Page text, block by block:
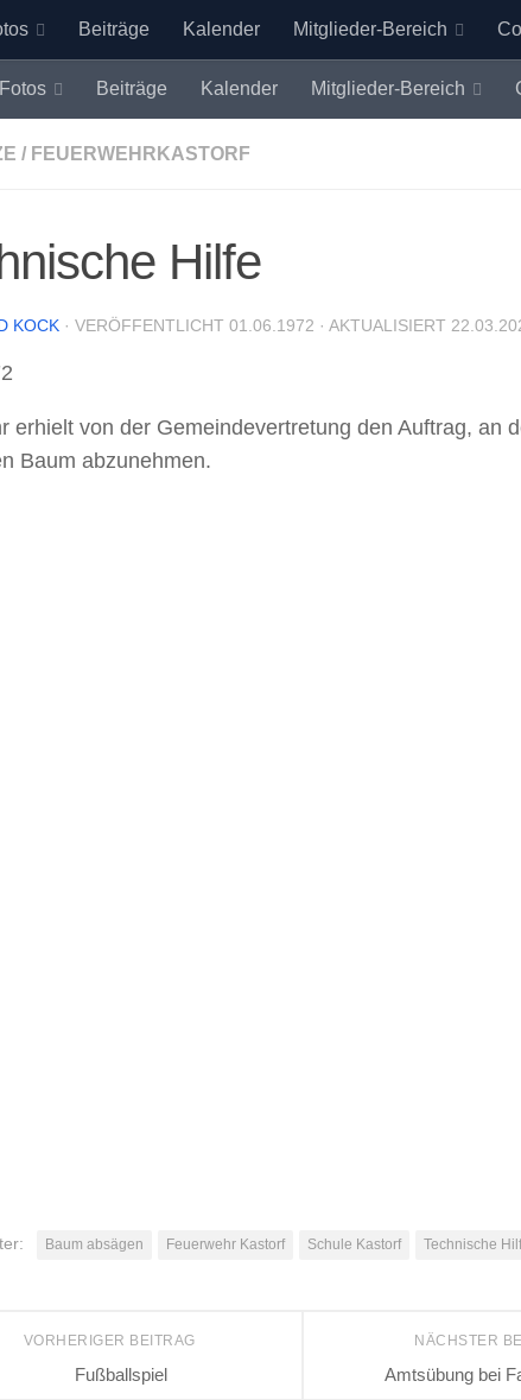
Beiträge Kalender Mitglieder-Bereich
Fotos Beiträge Kalender Mitglieder-Bereich
/ FEUERWEHRKASTORF
Hilfe
KOCK · VERÖFFENTLICHT 01.06.1972 · AKTUALISIERT
erhielt von der Gemeindevertretung den Auftrag, an
Baum abzunehmen.
Baum absägen Feuerwehr Kastorf Schule Kastorf Technische
NÄCHSTER
Amtsübung bei
VORHERIGER BEITRAG
Fußballspiel